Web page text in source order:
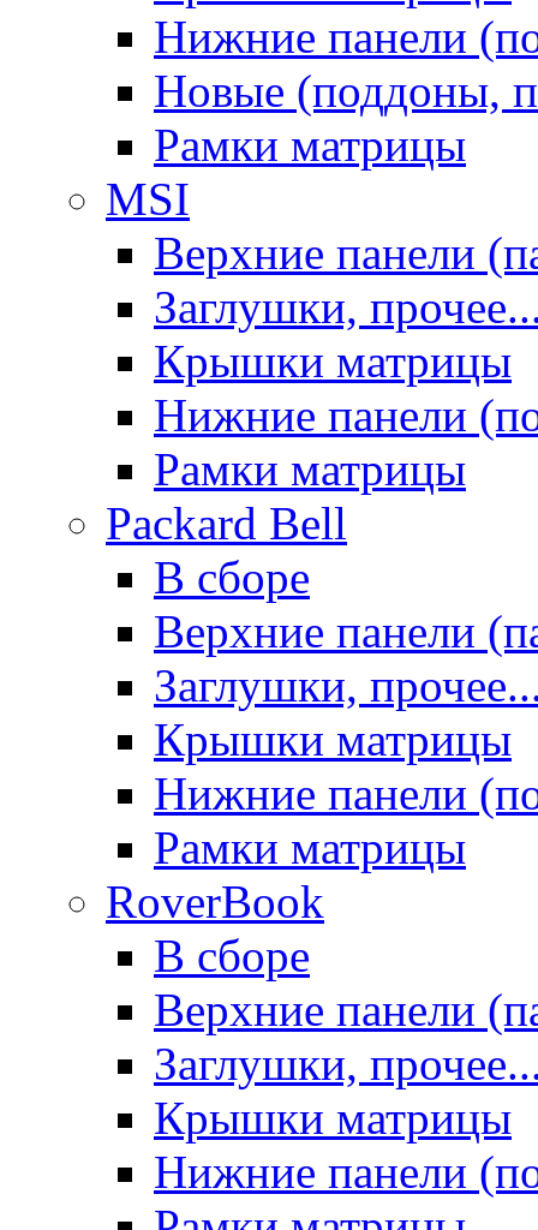
Нижние панели
Новые (поддоны,
Рамки матрицы
MSI
Верхние панели
Заглушки,
Крышки матрицы
Нижние панели
Рамки матрицы
Packard Bell
В сборе
Верхние панели
Заглушки,
Крышки матрицы
Нижние панели
Рамки матрицы
RoverBook
В сборе
Верхние панели
Заглушки,
Крышки матрицы
Нижние панели